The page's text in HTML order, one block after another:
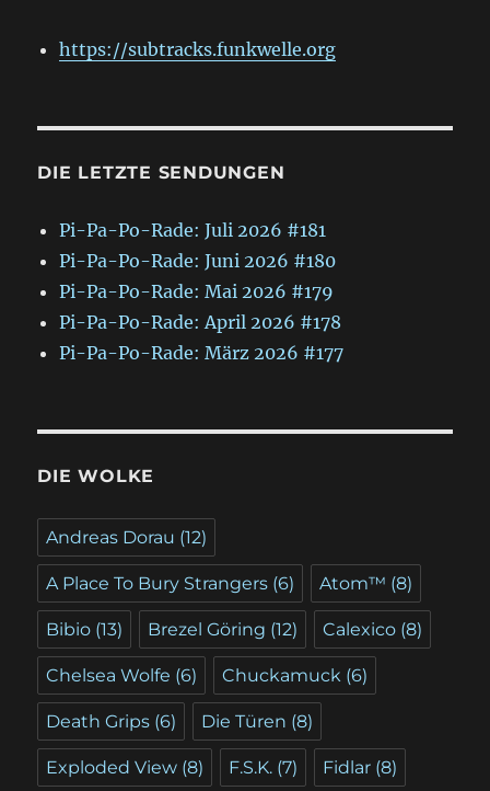
https://subtracks.funkwelle.org
DIE LETZTE SENDUNGEN
Pi-Pa-Po-Rade: Juli 2026 #181
Pi-Pa-Po-Rade: Juni 2026 #180
Pi-Pa-Po-Rade: Mai 2026 #179
Pi-Pa-Po-Rade: April 2026 #178
Pi-Pa-Po-Rade: März 2026 #177
DIE WOLKE
Andreas Dorau (12)
A Place To Bury Strangers (6) Atom™ (8)
Bibio (13) Brezel Göring (12) Calexico (8)
Chelsea Wolfe (6) Chuckamuck (6)
Death Grips (6) Die Türen (8)
Exploded View (8) F.S.K. (7) Fidlar (8)